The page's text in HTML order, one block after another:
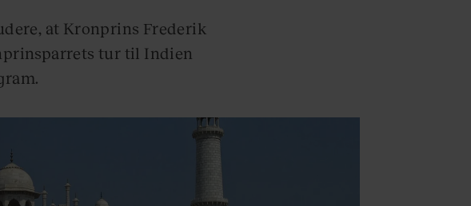
at Kronprins Frederik
tur til Indien